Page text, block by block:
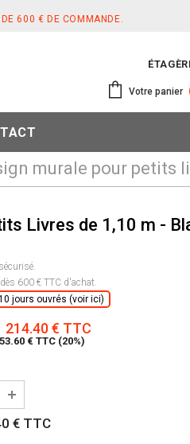
600 € DE COMMANDE.
Votre panier
murale pour petits
Livres de 1,10 m -
600 € TTC d'achat.
jours ouvrés (voir ici)
214.40 € TTC
53.60 € TTC (20%)
€ TTC